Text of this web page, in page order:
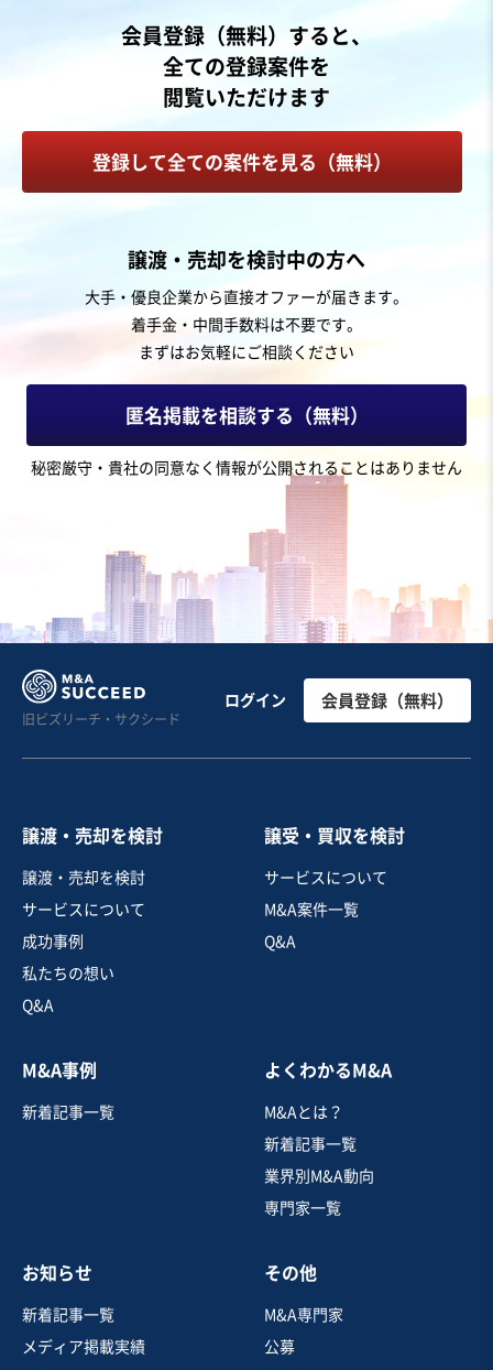
会員登録（無料）すると、
全ての登録案件を
閲覧いただけます
登録して全ての案件を見る（無料）
譲渡・売却を検討中の方へ
大手・優良企業から直接オファーが届きます。
着手金・中間手数料は不要です。
まずはお気軽にご相談ください
匿名掲載を相談する（無料）
秘密厳守・貴社の同意なく情報が公開されることはありません
旧ビズリーチ・サクシード
ログイン 会員登録（無料）
譲渡・売却を検討
譲渡・売却を検討
サービスについて
成功事例
私たちの想い
Q&A
譲受・買収を検討
サービスについて
M&A案件一覧
Q&A
M&A事例
新着記事一覧
よくわかるM&A
M&Aとは？
新着記事一覧
業界別M&A動向
専門家一覧
お知らせ
新着記事一覧
メディア掲載実績
その他
M&A専門家
公募